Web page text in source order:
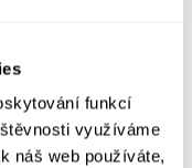
funkcí
využíváme
náš web používáte,